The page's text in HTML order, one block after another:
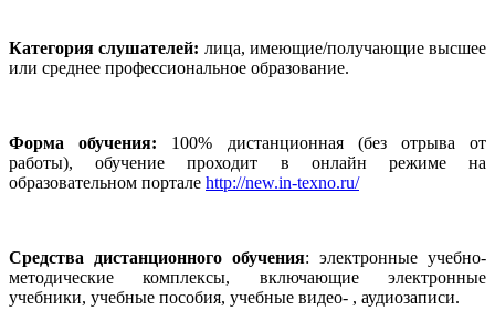
Категория слушателей: лица, имеющие/получающие высшее
или среднее профессиональное образование.
Форма обучения: 100% дистанционная (без отрыва от
работы), обучение проходит в онлайн режиме на
образовательном портале http://new.in-texno.ru/
Средства дистанционного обучения: электронные учебно-
методические комплексы, включающие электронные
учебники, учебные пособия, учебные видео- , аудиозаписи.